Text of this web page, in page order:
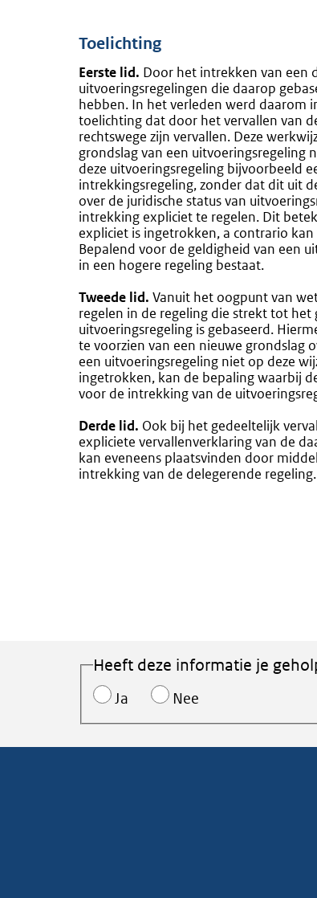
Toelichting
Eerste lid. Door het intrekken van een
uitvoeringsregelingen die daarop
hebben. In het verleden werd daarom
toelichting dat door het vervallen van
rechtswege zijn vervallen. Deze
grondslag van een uitvoeringsregeling
deze uitvoeringsregeling bijvoorbeeld
intrekkingsregeling, zonder dat dit uit
over de juridische status van
intrekking expliciet te regelen. Dit
expliciet is ingetrokken, a contrario
Bepalend voor de geldigheid van een
in een hogere regeling bestaat.
Tweede lid. Vanuit het oogpunt van
regelen in de regeling die strekt tot
uitvoeringsregeling is gebaseerd.
te voorzien van een nieuwe grondslag
een uitvoeringsregeling niet op deze
ingetrokken, kan de bepaling waarbij
voor de intrekking van de
Derde lid. Ook bij het gedeeltelijk
expliciete vervallenverklaring van de
kan eveneens plaatsvinden door
intrekking van de delegerende regeling.
Heeft deze informatie je
Ja Nee